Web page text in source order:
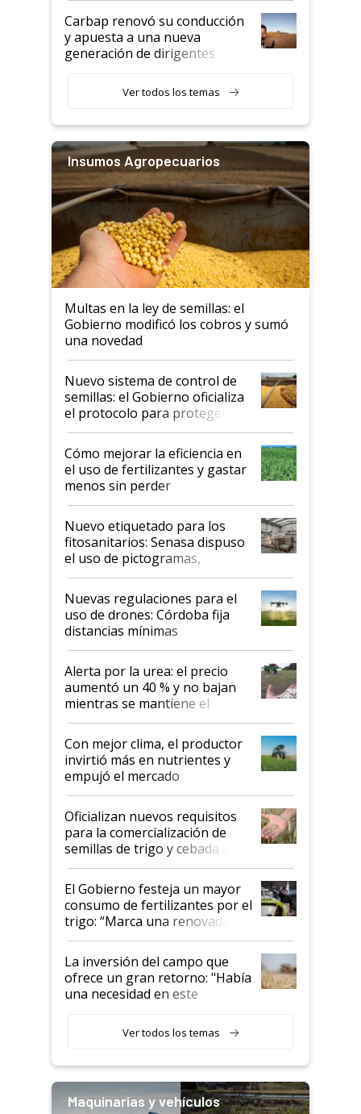
Carbap renovó su conducción
y apuesta a una nueva
generación de dirigentes
Ver todos los temas
Insumos Agropecuarios
Multas en la ley de semillas: el
Gobierno modificó los cobros y sumó
una novedad
Nuevo sistema de control de
semillas: el Gobierno oficializa
el protocolo para proteger la
propiedad intelectual
Cómo mejorar la eficiencia en
el uso de fertilizantes y gastar
menos sin perder
productividad en la campaña
fina
Nuevo etiquetado para los
fitosanitarios: Senasa dispuso
el uso de pictogramas,
palabras de advertencia e
indicaciones
Nuevas regulaciones para el
uso de drones: Córdoba fija
distancias mínimas
Alerta por la urea: el precio
aumentó un 40 % y no bajan
mientras se mantiene el
conflicto en Medio Oriente
Con mejor clima, el productor
invirtió más en nutrientes y
empujó el mercado
Oficializan nuevos requisitos
para la comercialización de
semillas de trigo y cebada a
granel
El Gobierno festeja un mayor
consumo de fertilizantes por el
trigo: “Marca una renovada
confianza de los productores”
La inversión del campo que
ofrece un gran retorno: "Había
una necesidad en este
Ver todos los temas
Maquinarias y vehículos